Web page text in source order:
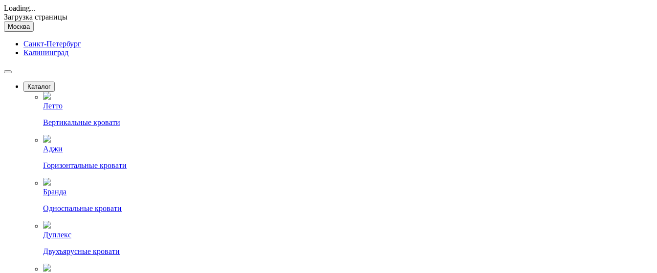
Loading...
Загрузка страницы
Москва
Санкт-Петербург
Калининград
Каталог
Летто
Вертикальные кровати
Аджи
Горизонтальные кровати
Бранда
Односпальные кровати
Дуплекс
Двухъярусные кровати